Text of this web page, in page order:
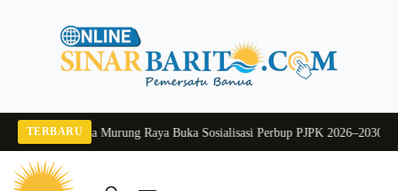
TERBARU
Pj Sekda Murung Raya Buka Sosialisasi Perbup PJPK 2026–2030Dukung